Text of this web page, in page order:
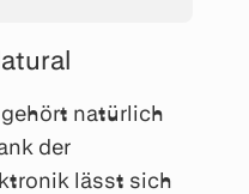
gehört natürlich
der
lässt sich